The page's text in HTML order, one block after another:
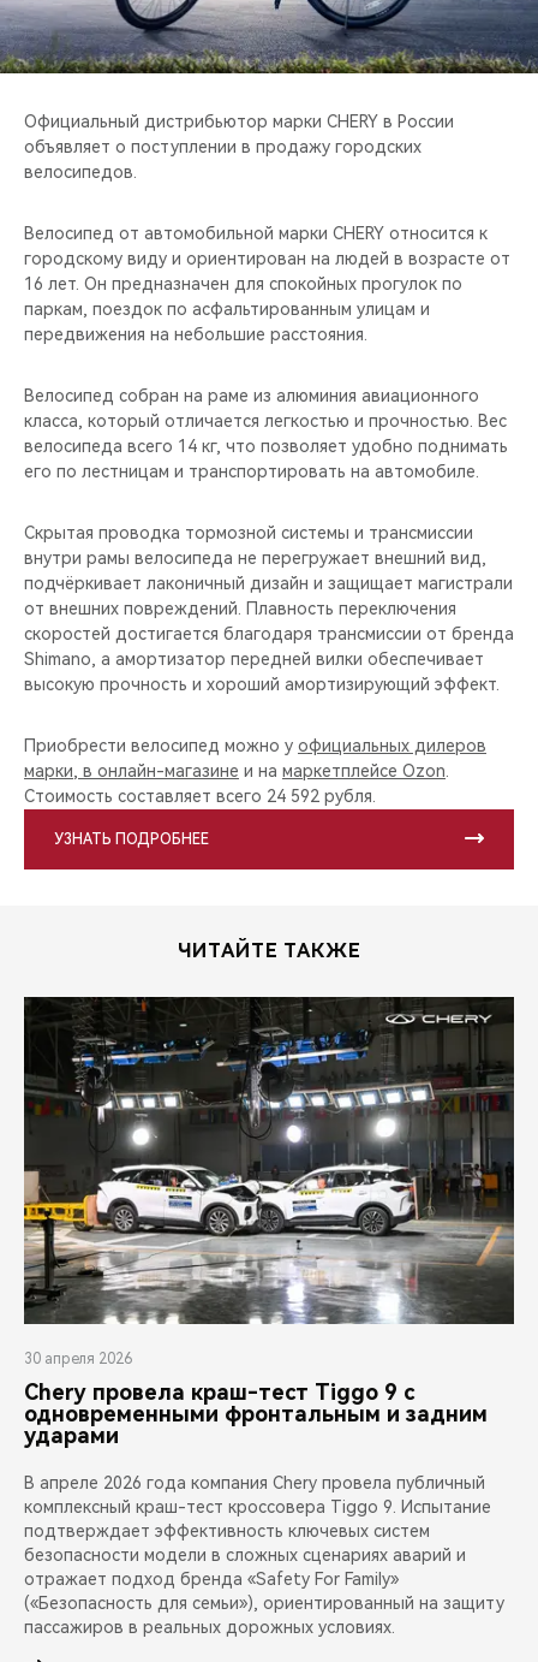
CHERY И СПОРТ
НАШИ МЕРОПРИЯТИЯ
ВИДЕООБЗОРЫ
CHERY ДЛЯ ДЕТЕЙ
Официальный дистрибьютор марки CHERY в России
объявляет о поступлении в продажу городских
велосипедов.
Велосипед от автомобильной марки CHERY относится к
городскому виду и ориентирован на людей в возрасте от
16 лет. Он предназначен для спокойных прогулок по
паркам, поездок по асфальтированным улицам и
передвижения на небольшие расстояния.
Велосипед собран на раме из алюминия авиационного
класса, который отличается легкостью и прочностью. Вес
велосипеда всего 14 кг, что позволяет удобно поднимать
его по лестницам и транспортировать на автомобиле.
Скрытая проводка тормозной системы и трансмиссии
внутри рамы велосипеда не перегружает внешний вид,
подчёркивает лаконичный дизайн и защищает магистрали
от внешних повреждений. Плавность переключения
скоростей достигается благодаря трансмиссии от бренда
Shimano, а амортизатор передней вилки обеспечивает
высокую прочность и хороший амортизирующий эффект.
Приобрести велосипед можно у официальных дилеров
марки в онлайн-магазине и на маркетплейсе Ozon
Стоимость составляет всего 24 592 рубля.
УЗНАТЬ ПОДРОБНЕЕ
ЧИТАЙТЕ ТАКЖЕ
30 апреля 2026
Chery провела краш-тест Tiggo 9 с
одновременными фронтальным и задним
ударами
В апреле 2026 года компания Chery провела публичный
комплексный краш-тест кроссовера Tiggo 9. Испытание
подтверждает эффективность ключевых систем
безопасности модели в сложных сценариях аварий и
отражает подход бренда «Safety For Family»
(«Безопасность для семьи»), ориентированный на защиту
пассажиров в реальных дорожных условиях.